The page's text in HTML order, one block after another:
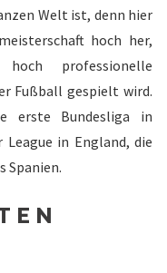
Welt ist, denn hier
hoch her,
professionelle
Fußball gespielt wird.
erste Bundesliga in
in England, die
Spanien.